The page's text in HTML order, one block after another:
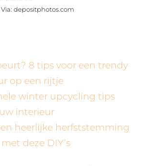
Via: depositphotos.com
8 tips voor een trendy
op een rijtje
winter upcycling tips
interieur
heerlijke herfststemming
deze DIY’s